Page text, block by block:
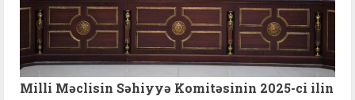
Milli Məclisin Səhiyyə Komitəsinin 2025-ci ilin